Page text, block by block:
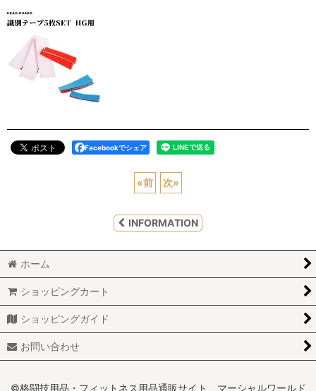
Facebookでシェア
«前 次»
INFORMATION
ホーム
ショッピングカート
ショッピングガイド
お問い合わせ
©格闘技用品・フィットネス用品通販サイト マーシャルワールド